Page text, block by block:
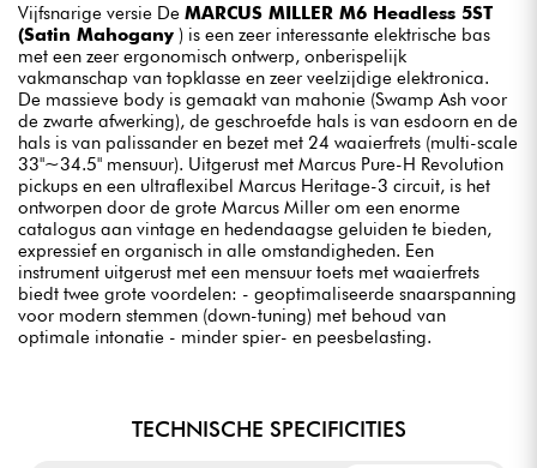
Vijfsnarige versie De MARCUS MILLER M6 Headless 5ST
(Satin Mahogany ) is een zeer interessante elektrische bas
met een zeer ergonomisch ontwerp, onberispelijk
vakmanschap van topklasse en zeer veelzijdige elektronica.
De massieve body is gemaakt van mahonie (Swamp Ash voor
de zwarte afwerking), de geschroefde hals is van esdoorn en de
hals is van palissander en bezet met 24 waaierfrets (multi-scale
33"~34.5" mensuur). Uitgerust met Marcus Pure-H Revolution
pickups en een ultraflexibel Marcus Heritage-3 circuit, is het
ontworpen door de grote Marcus Miller om een enorme
catalogus aan vintage en hedendaagse geluiden te bieden,
expressief en organisch in alle omstandigheden. Een
instrument uitgerust met een mensuur toets met waaierfrets
biedt twee grote voordelen: - geoptimaliseerde snaarspanning
voor modern stemmen (down-tuning) met behoud van
optimale intonatie - minder spier- en peesbelasting.
TECHNISCHE SPECIFICITIES